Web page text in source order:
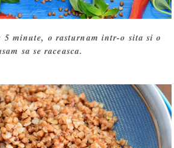
5 minute, o rasturnam intr-o sita si o
sa se raceasca.